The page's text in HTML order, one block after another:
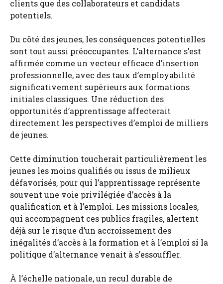
clients que des collaborateurs et candidats
potentiels.
Du côté des jeunes, les conséquences potentielles
sont tout aussi préoccupantes. L’alternance s’est
affirmée comme un vecteur efficace d’insertion
professionnelle, avec des taux d’employabilité
significativement supérieurs aux formations
initiales classiques. Une réduction des
opportunités d’apprentissage affecterait
directement les perspectives d’emploi de milliers
de jeunes.
Cette diminution toucherait particulièrement les
jeunes les moins qualifiés ou issus de milieux
défavorisés, pour qui l’apprentissage représente
souvent une voie privilégiée d’accès à la
qualification et à l’emploi. Les missions locales,
qui accompagnent ces publics fragiles, alertent
déjà sur le risque d’un accroissement des
inégalités d’accès à la formation et à l’emploi si la
politique d’alternance venait à s’essouffler.
À l’échelle nationale, un recul durable de